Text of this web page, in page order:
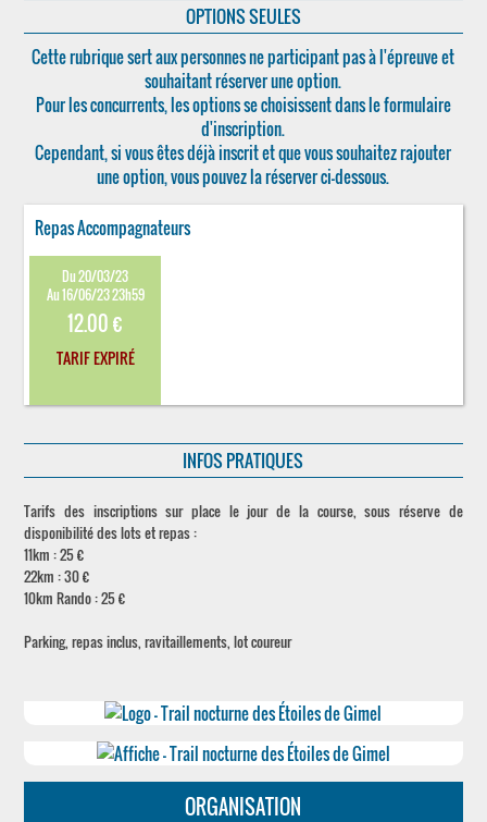
OPTIONS SEULES
Cette rubrique sert aux personnes ne participant pas à l'épreuve et
souhaitant réserver une option.
Pour les concurrents, les options se choisissent dans le formulaire
d'inscription.
Cependant, si vous êtes déjà inscrit et que vous souhaitez rajouter
une option, vous pouvez la réserver ci-dessous.
Repas Accompagnateurs
Du 20/03/23
Au 16/06/23 23h59
12.00 €
TARIF EXPIRÉ
INFOS PRATIQUES
Tarifs des inscriptions sur place le jour de la course, sous réserve de
disponibilité des lots et repas :
11km : 25 €
22km : 30 €
10km Rando : 25 €
Parking, repas inclus, ravitaillements, lot coureur
ORGANISATION